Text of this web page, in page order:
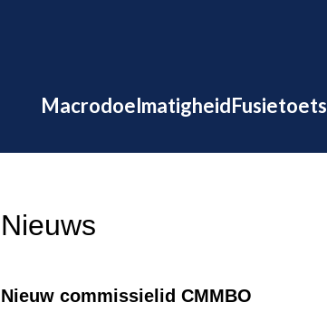
MacrodoelmatigheidFusietoets
Nieuws
Nieuw commissielid CMMBO